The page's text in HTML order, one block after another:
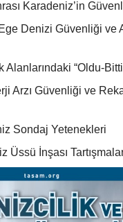
Karadeniz’in
Denizi Güvenliği ve
Alanlarındaki “Oldu-
Arzı Güvenliği ve
Sondaj Yetenekleri
Üssü İnşası